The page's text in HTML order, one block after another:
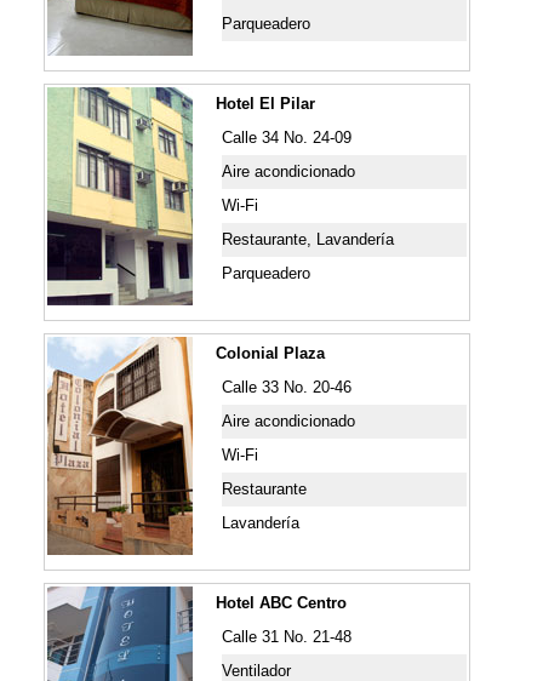
Parqueadero
Hotel El Pilar
Calle 34 No. 24-09
Aire acondicionado
Wi-Fi
Restaurante, Lavandería
Parqueadero
Colonial Plaza
Calle 33 No. 20-46
Aire acondicionado
Wi-Fi
Restaurante
Lavandería
Hotel ABC Centro
Calle 31 No. 21-48
Ventilador